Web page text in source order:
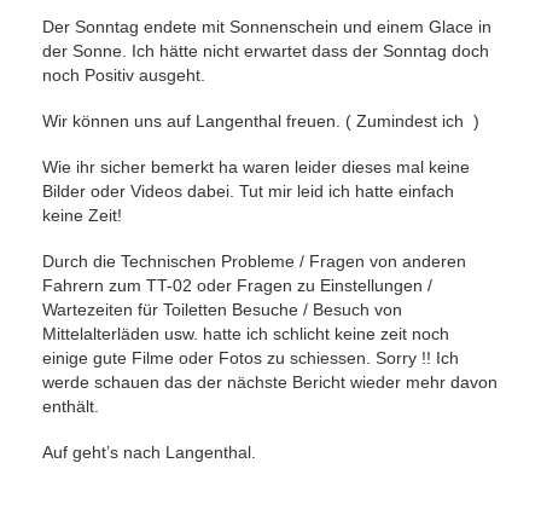
Der Sonntag endete mit Sonnenschein und einem Glace in
der Sonne. Ich hätte nicht erwartet dass der Sonntag doch
noch Positiv ausgeht.
Wir können uns auf Langenthal freuen. ( Zumindest ich )
Wie ihr sicher bemerkt ha waren leider dieses mal keine
Bilder oder Videos dabei. Tut mir leid ich hatte einfach
keine Zeit!
Durch die Technischen Probleme / Fragen von anderen
Fahrern zum TT-02 oder Fragen zu Einstellungen /
Wartezeiten für Toiletten Besuche / Besuch von
Mittelalterläden usw. hatte ich schlicht keine zeit noch
einige gute Filme oder Fotos zu schiessen. Sorry !! Ich
werde schauen das der nächste Bericht wieder mehr davon
enthält.
Auf geht’s nach Langenthal.